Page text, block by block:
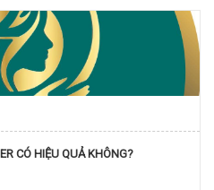
CÓ HIỆU QUẢ KHÔNG?